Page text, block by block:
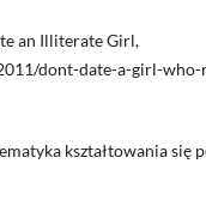
an Illiterate Girl,
dont-date-a-girl-who-
kształtowania się